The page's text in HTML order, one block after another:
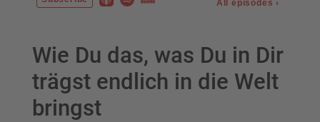
Wie Du das, was Du in Dir
trägst endlich in die Welt
bringst